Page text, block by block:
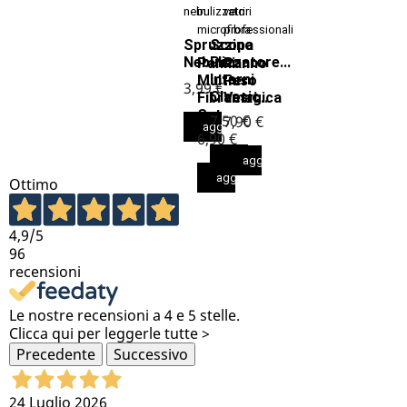
nebulizzatori
Spruzzino
Nebulizzatore...
3,99 €
aggiungi al carrello
in
microfibra
Panni
Multiuso
Fibramagica
Set
6,90 €
aggiungi al carrello
Scopa
Per
Interni
Classic
7,50 €
aggiungi al carrello
vetri
professionali
Panno
Per
Vetri...
7,90 €
aggiungi al carrello
Ottimo
4,9/5
96
recensioni
Le nostre recensioni a 4 e 5 stelle.
Clicca qui per leggerle tutte >
Precedente
Successivo
24 Luglio 2026